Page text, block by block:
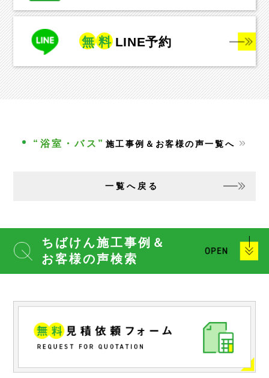
無 料 LINE予約
“浴室・バス” 施工事例＆お客様の声一覧へ
一覧へ戻る
ちばけん施工事例＆
お客様の声検索